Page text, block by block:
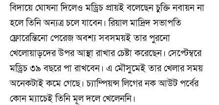
বিদায়ে ঘোষনা দিলেও মড্রিচ প্রায়ই বলেছেন চুক্তি নবায়ন না
হলে তিনি অন্যত্র চলে যাবেন। রিয়াল মাদ্রিদ সভাপতি
ফ্লোরেন্তিনো পেরেজ অবশ্য সবসময়ই তার পুরনো
খেলোয়াড়দের উপর আস্থা রাখার চেষ্টা করেছেন। সেপ্টেম্বরে
মড্রিচ ৩৯ বছরে পা রাখবেন। এ মৌসুমেই তার খেলার সময়
অনেকটাই কমে গেছে। চ্যাম্পিয়ন্স লিগের নক আউট পর্বের
কোন ম্যাচেই তিনি মূল দলে খেলেননি।